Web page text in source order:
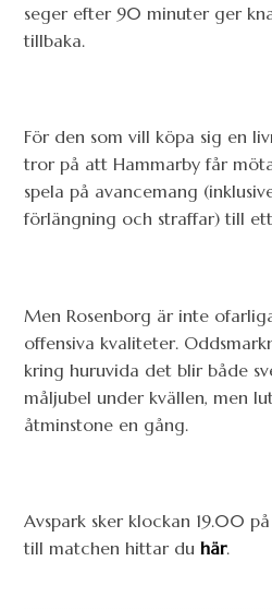
seger efter 90 minuter ger
tillbaka.
För den som vill köpa sig en
tror på att Hammarby får
spela på avancemang
förlängning och straffar) till
Men Rosenborg är inte
offensiva kvaliteter.
kring huruvida det blir både
måljubel under kvällen, men
åtminstone en gång.
Avspark sker klockan 19.00
till matchen hittar duhär.